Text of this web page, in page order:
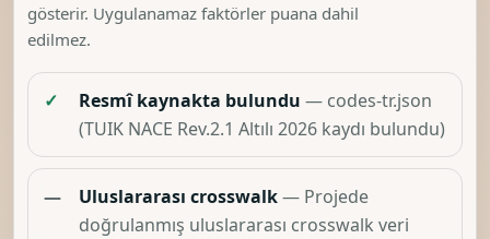
gösterir. Uygulanamaz faktörler puana dahil
edilmez.
✓ Resmî kaynakta bulundu — codes-tr.json
(TUIK NACE Rev.2.1 Altılı 2026 kaydı bulundu)
— Uluslararası crosswalk— Projede
doğrulanmış uluslararası crosswalk veri